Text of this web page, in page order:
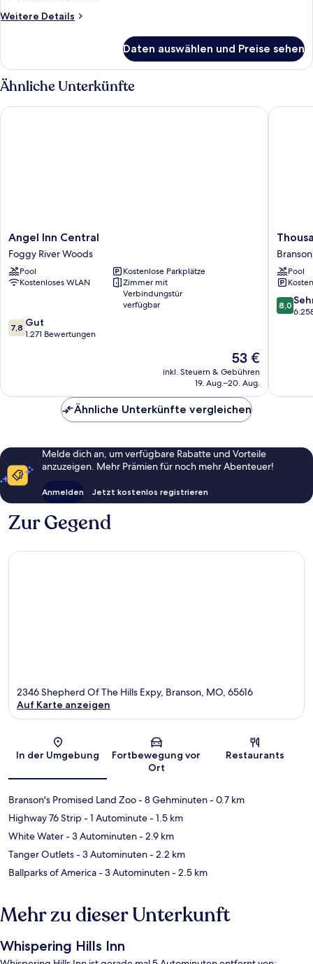
Weitere Details
Weitere
Zimmer,
2 Queen-
Betten
Daten auswählen und Preise sehen
Ähnliche Unterkünfte
Angel
Inn
Central
Foggy
River
Angel Inn Central
Foggy River Woods
Pool
Kostenlose Parkplätze
Kostenloses WLAN
Zimmer mit
Verbindungstür
verfügbar
7.8
von
7,8 Gut
1.271 Bewertungen
Der
Preis
beträgt
53 €
inkl. Steuern & Gebühren
19. Aug.–20. Aug.
Angel Inn Central
Hills
Resort
Hotel
Branson
Branson
Pool
8.0
von
8,0
Ähnliche Unterkünfte vergleichen
Melde dich an, um verfügbare Rabatte und Vorteile
anzuzeigen. Mehr Prämien für noch mehr Abenteuer!
Anmelden Jetzt kostenlos registrieren
Zur Gegend
Karte
2346 Shepherd Of The Hills Expy, Branson, MO, 65616
Auf Karte anzeigen
In der Umgebung
Fortbewegung vor
Ort
Restaurants
Branson's Promised Land Zoo- 8 Gehminuten- 0.7 km
Highway 76 Strip- 1 Autominute- 1.5 km
White Water- 3 Autominuten- 2.9 km
Tanger Outlets- 3 Autominuten- 2.2 km
Ballparks of America- 3 Autominuten- 2.5 km
Mehr zu dieser Unterkunft
Whispering Hills Inn